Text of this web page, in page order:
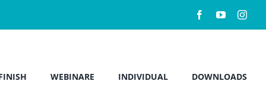
WEBINARE INDIVIDUAL DOWNLOADS